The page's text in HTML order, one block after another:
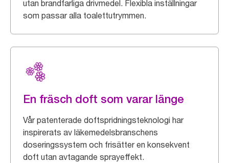
utan brandfarliga drivmedel. Flexibla inställningar
som passar alla toalettutrymmen.
En fräsch doft som varar länge
Vår patenterade doftspridningsteknologi har
inspirerats av läkemedelsbranschens
doseringssystem och frisätter en konsekvent
doft utan avtagande sprayeffekt.